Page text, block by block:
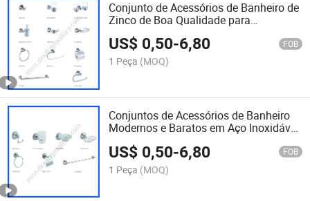
Conjunto de Acessórios de Banheiro de
Zinco de Boa Qualidade para
Montagem na Parede
US$ 0,50-6,80 FOB
1 Peça (MOQ)
Conjuntos de Acessórios de Banheiro
Modernos e Baratos em Aço Inoxidável
US$ 0,50-6,80 FOB
1 Peça (MOQ)